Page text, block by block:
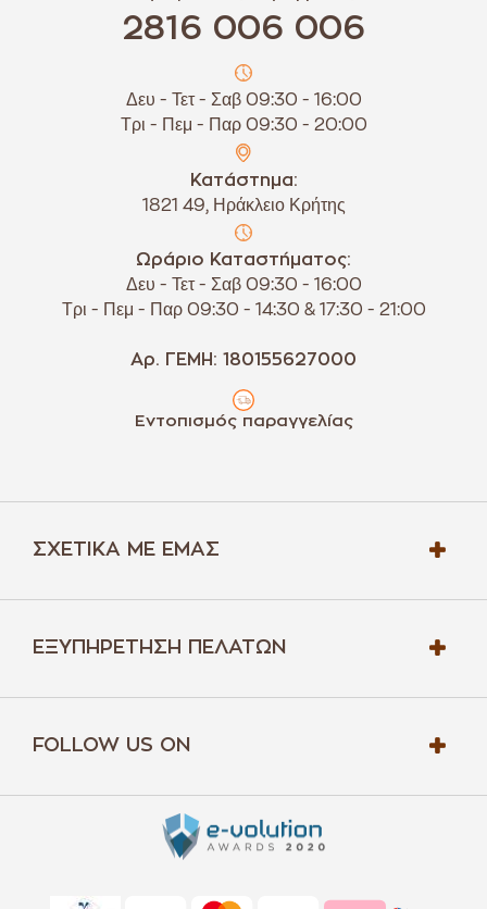
2816 006 006
Δευ - Τετ - Σαβ 09:30 - 16:00
Τρι - Πεμ - Παρ 09:30 - 20:00
Κατάστημα:
1821 49, Ηράκλειο Κρήτης
Ωράριο Καταστήματος:
Δευ - Τετ - Σαβ 09:30 - 16:00
Τρι - Πεμ - Παρ 09:30 - 14:30 & 17:30 - 21:00
Αρ. ΓΕΜΗ: 180155627000
Εντοπισμός παραγγελίας
ΣΧΕΤΙΚΆ ΜΕ ΕΜΆΣ
ΕΞΥΠΗΡΈΤΗΣΗ ΠΕΛΑΤΏΝ
FOLLOW US ON